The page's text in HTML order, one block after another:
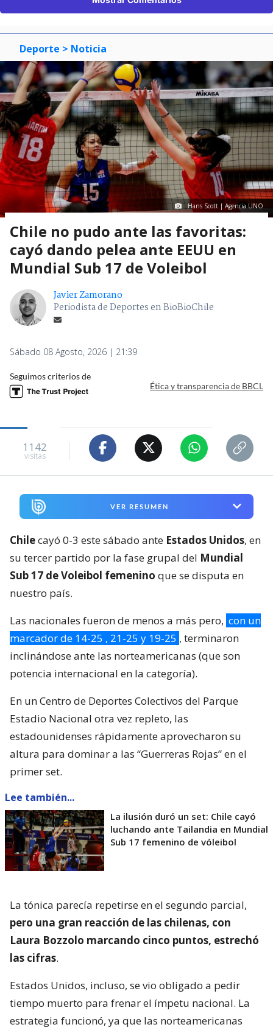
Deporte > Noticia
Hans Scott | Agencia UNO
Chile no pudo ante las favoritas:
cayó dando pelea ante EEUU en
Mundial Sub 17 de Voleibol
Javier Zamorano
Periodista de Deportes en BioBioChile
Sábado 08 Agosto, 2026 | 21:39
Seguimos criterios de
Ética y transparencia de BBCL
1142
visitas
VER RESUMEN
Chilecayó 0-3 este sábado ante Estados Unidos, en
su tercer partido por la fase grupal del Mundial
Sub 17 de Voleibol femenino que se disputa en
nuestro país.
Las nacionales fueron de menos a más pero, con un
marcador de 14-25 , 21-25 y 19-25 , terminaron
inclinándose ante las norteamericanas (que son
potencia internacional en la categoría).
En un Centro de Deportes Colectivos del Parque
Estadio Nacional otra vez repleto, las
estadounidenses rápidamente aprovecharon su
altura para dominar a las “Guerreras Rojas” en el
primer set.
Lee también...
La ilusión duró un set: Chile cayó
luchando ante Tailandia en Mundial
Sub 17 femenino de vóleibol
La tónica parecía repetirse en el segundo parcial,
pero una gran reacción de las chilenas, con
Laura Bozzolo marcando cinco puntos, estrechó
las cifras.
Estados Unidos, incluso, se vio obligado a pedir
tiempo muerto para frenar el ímpetu nacional. La
estrategia funcionó, ya que las norteamericanas